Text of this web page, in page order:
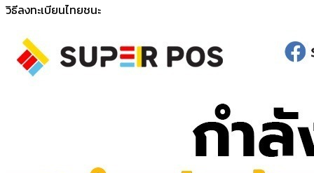
วิธีลงทะเบียนไทยชนะ